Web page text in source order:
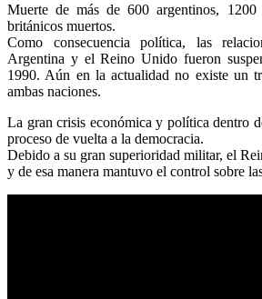
Muerte de más de 600 argentinos,
británicos muertos.
Como consecuencia política, las
Argentina y el Reino Unido fueron
1990. Aún en la actualidad no existe un
ambas naciones.
La gran crisis económica y política dentro
proceso de vuelta a la democracia.
Debido a su gran superioridad militar, el
y de esa manera mantuvo el control sobre